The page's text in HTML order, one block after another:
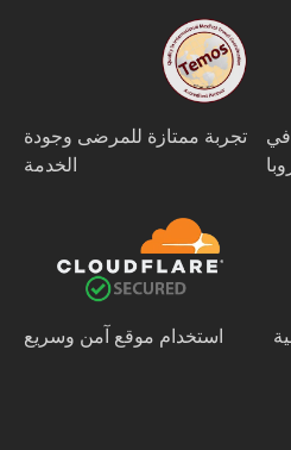
تجربة ممتازة للمرضى وجودة
الخدمة
استخدام موقع آمن وسريع